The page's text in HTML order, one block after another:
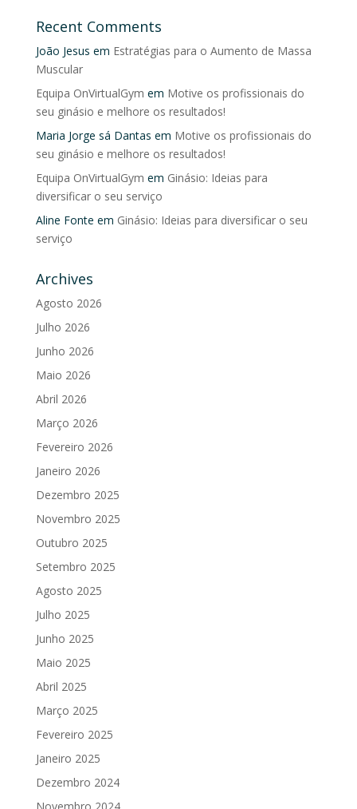
Recent Comments
João Jesus em Estratégias para o Aumento de Massa
Muscular
Equipa OnVirtualGym em Motive os profissionais do
seu ginásio e melhore os resultados!
Maria Jorge sá Dantas em Motive os profissionais do
seu ginásio e melhore os resultados!
Equipa OnVirtualGym em Ginásio: Ideias para
diversificar o seu serviço
Aline Fonte em Ginásio: Ideias para diversificar o seu
serviço
Archives
Agosto 2026
Julho 2026
Junho 2026
Maio 2026
Abril 2026
Março 2026
Fevereiro 2026
Janeiro 2026
Dezembro 2025
Novembro 2025
Outubro 2025
Setembro 2025
Agosto 2025
Julho 2025
Junho 2025
Maio 2025
Abril 2025
Março 2025
Fevereiro 2025
Janeiro 2025
Dezembro 2024